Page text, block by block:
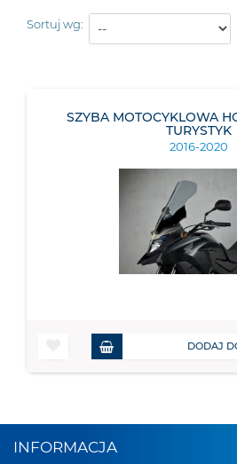
Sortuj wg:
SZYBA MOTOCYKLOWA
TURYSTYK
2016-2020
DODAJ
INFORMACJA